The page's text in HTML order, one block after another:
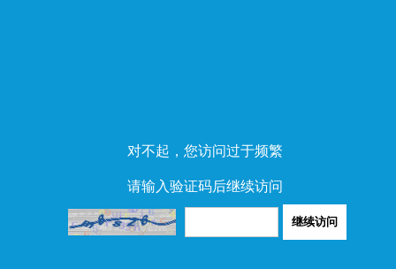
对不起，您访问过于频繁
请输入验证码后继续访问
继续访问